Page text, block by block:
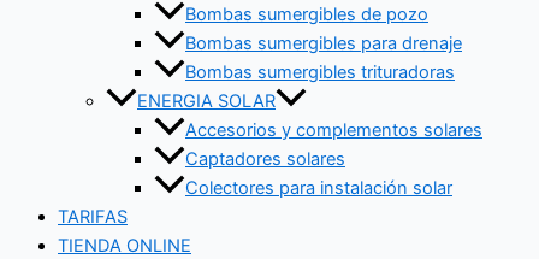
Bombas sumergibles de pozo
Bombas sumergibles para drenaje
Bombas sumergibles trituradoras
ENERGIA SOLAR
Accesorios y complementos solares
Captadores solares
Colectores para instalación solar
TARIFAS
TIENDA ONLINE